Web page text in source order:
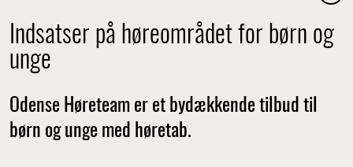
Indsatser på høreområdet for børn og
unge
Odense Høreteam er et bydækkende tilbud til
børn og unge med høretab.